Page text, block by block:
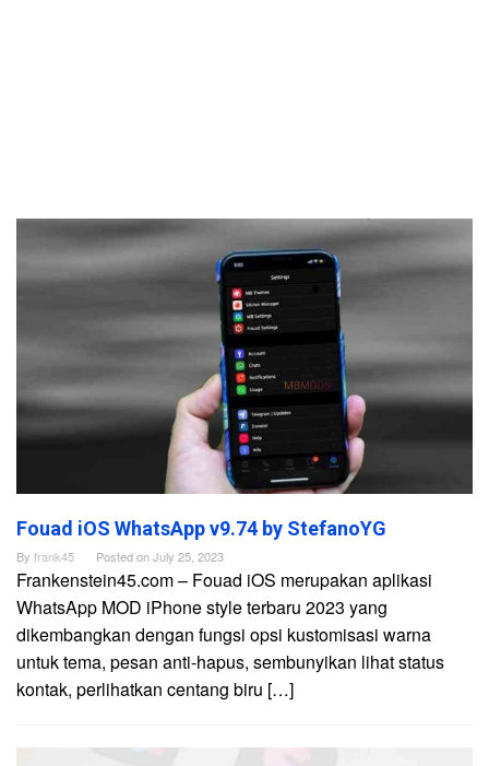
Frankenstein45.Com
Fouad iOS WhatsApp v9.74 by StefanoYG
By frank45 Posted onJuly 25, 2023
Frankenstein45.com – Fouad iOS merupakan aplikasi
WhatsApp MOD iPhone style terbaru 2023 yang
dikembangkan dengan fungsi opsi kustomisasi warna
untuk tema, pesan anti-hapus, sembunyikan lihat status
kontak, perlihatkan centang biru […]